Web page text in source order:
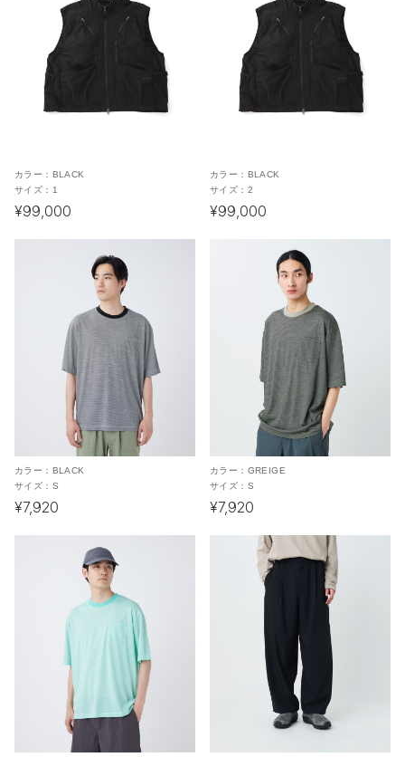
カラー： BLACK
サイズ： 1
¥99,000
カラー： BLACK
サイズ： 2
¥99,000
カラー： BLACK
サイズ： S
¥7,920
カラー： GREIGE
サイズ： S
¥7,920